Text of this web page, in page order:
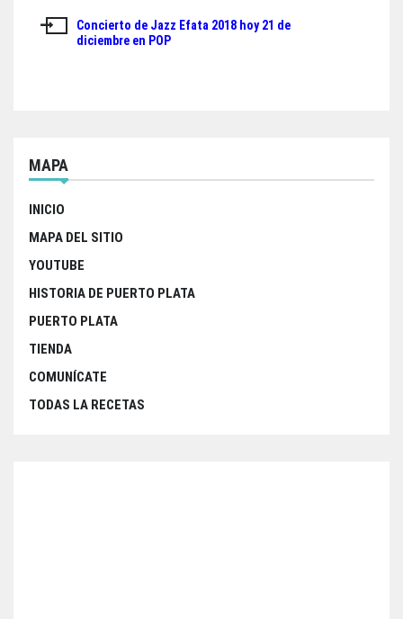
entradas
Concierto de Jazz Efata 2018 hoy 21 de
diciembre en POP
MAPA
INICIO
MAPA DEL SITIO
YOUTUBE
HISTORIA DE PUERTO PLATA
PUERTO PLATA
TIENDA
COMUNÍCATE
TODAS LA RECETAS